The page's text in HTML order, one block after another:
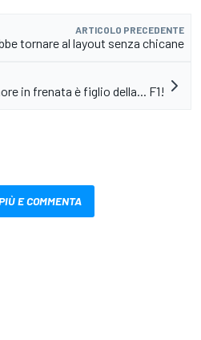
ARTICOLO PRECEDENTE
tornare al layout senza chicane
in frenata è figlio della... F1!
E COMMENTA